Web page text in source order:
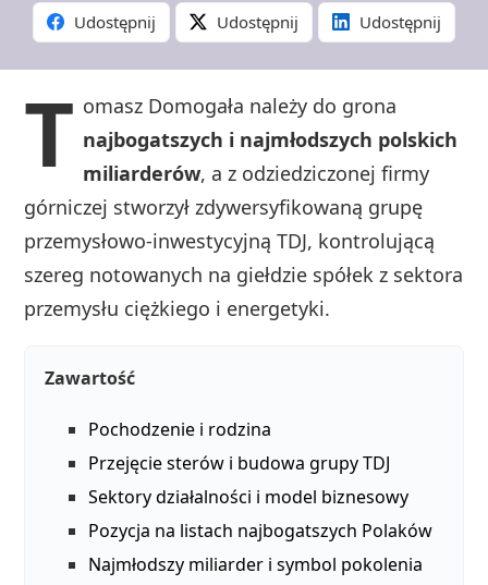
Udostępnij Udostępnij Udostępnij
T omasz Domogała należy do grona
najbogatszych i najmłodszych polskich
miliarderów, a z odziedziczonej firmy
górniczej stworzył zdywersyfikowaną grupę
przemysłowo‑inwestycyjną TDJ, kontrolującą
szereg notowanych na giełdzie spółek z sektora
przemysłu ciężkiego i energetyki.
Zawartość
Pochodzenie i rodzina
Przejęcie sterów i budowa grupy TDJ
Sektory działalności i model biznesowy
Pozycja na listach najbogatszych Polaków
Najmłodszy miliarder i symbol pokolenia